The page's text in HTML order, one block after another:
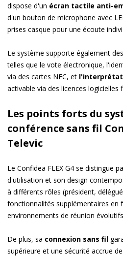
dispose d'un écran tactile anti-
d'un bouton de microphone avec
prises casque pour une écoute
Le système supporte également
telles que le vote électronique,
via des cartes NFC, et
activable via des licences logicielles
Les points forts du
conférence sans fil
Televic
Le Confidea FLEX G4 se distingue
d'utilisation et son design
à différents rôles (président,
fonctionnalités supplémentaires en
environnements de réunion
De plus, sa connexion sans fil
supérieure et une sécurité accrue